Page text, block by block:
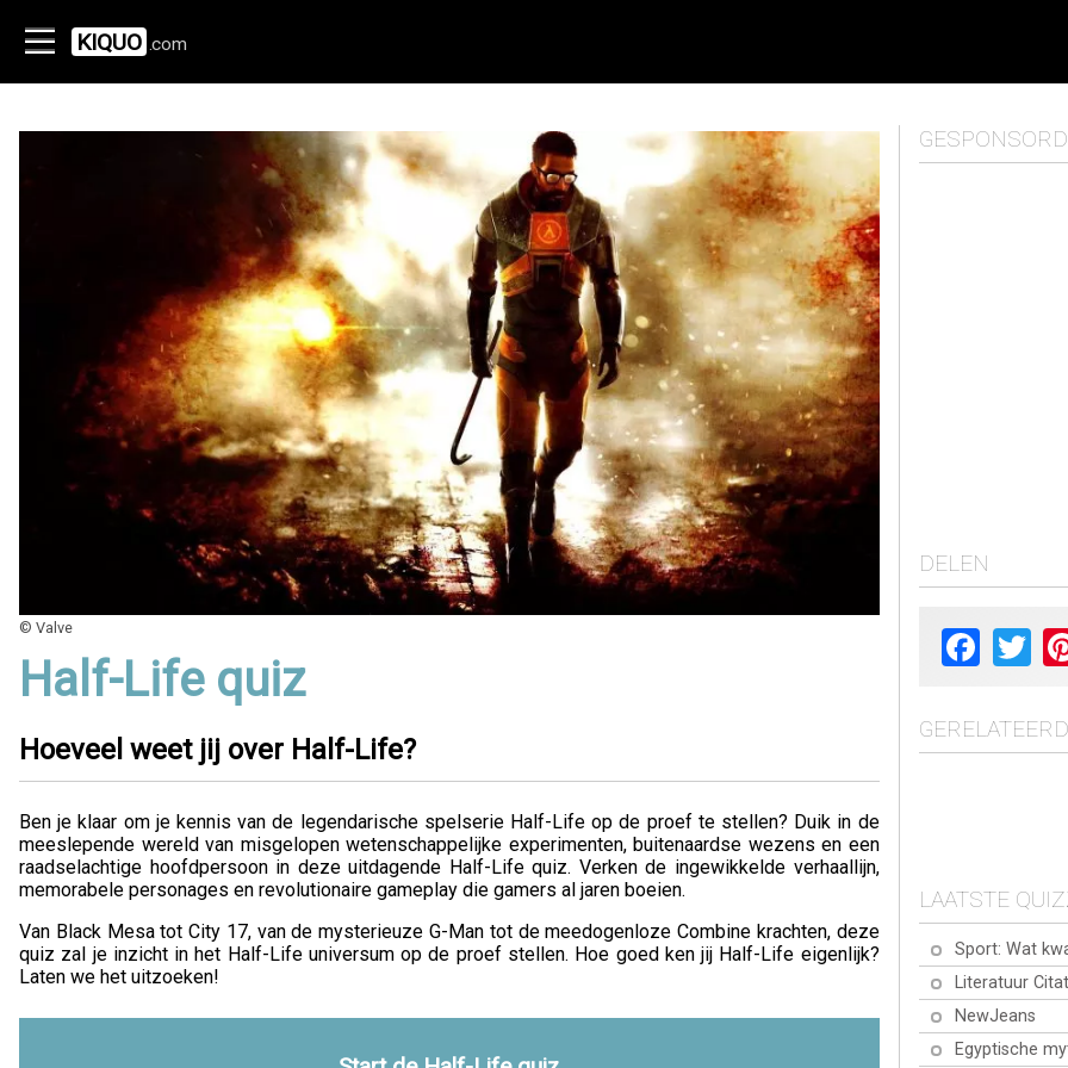
KIQUO .com
© Valve
Half-Life quiz
Hoeveel weet jij over Half-Life?
Ben je klaar om je kennis van de legendarische spelserie Half-Life op de proef te stellen? Duik in de
meeslepende wereld van misgelopen wetenschappelijke experimenten, buitenaardse wezens en een
raadselachtige hoofdpersoon in deze uitdagende Half-Life quiz. Verken de ingewikkelde verhaallijn,
memorabele personages en revolutionaire gameplay die gamers al jaren boeien.
Van Black Mesa tot City 17, van de mysterieuze G-Man tot de meedogenloze Combine krachten, deze
quiz zal je inzicht in het Half-Life universum op de proef stellen. Hoe goed ken jij Half-Life eigenlijk?
Laten we het uitzoeken!
GESPONSORD
DELEN
Facebook
LAATSTE
Sport: Wat
Literatuur
NewJeans
Egyptische